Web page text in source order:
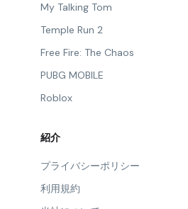
My Talking Tom
Temple Run 2
Free Fire: The Chaos
PUBG MOBILE
Roblox
紹介
プライバシーポリシー
利用規約